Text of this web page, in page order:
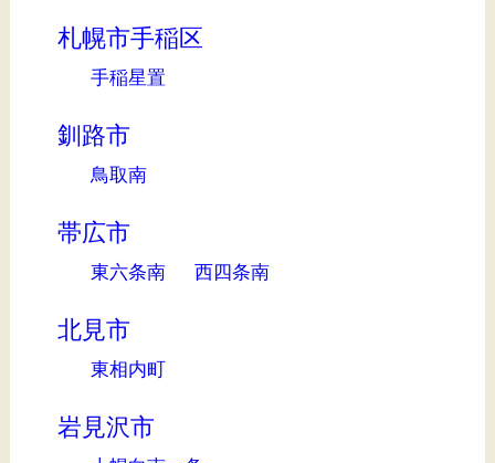
札幌市手稲区
手稲星置
釧路市
鳥取南
帯広市
東六条南 西四条南
北見市
東相内町
岩見沢市